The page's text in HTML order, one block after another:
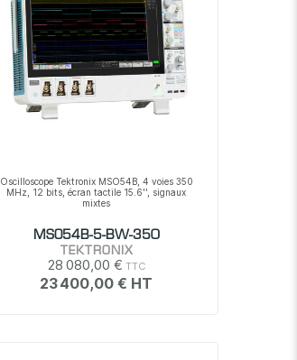
Oscilloscope Tektronix MSO54B, 4 voies 350
MHz, 12 bits, écran tactile 15.6'', signaux
mixtes
MSO54B-5-BW-350
TEKTRONIX
28 080,00 €
23 400,00 €